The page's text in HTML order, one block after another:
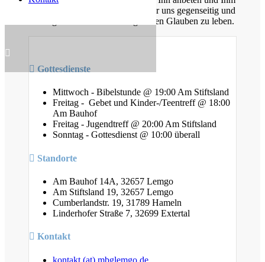
nachfolgen. Dabei unterstützen wir uns gegenseitig und
ermutigen uns auch im Alltag diesen Glauben zu leben.
Gottesdienste
Mittwoch - Bibelstunde @ 19:00 Am Stiftsland
Freitag - Gebet und Kinder-/Teentreff @ 18:00
Am Bauhof
Freitag - Jugendtreff @ 20:00 Am Stiftsland
Sonntag - Gottesdienst @ 10:00 überall
Standorte
Am Bauhof 14A, 32657 Lemgo
Am Stiftsland 19, 32657 Lemgo
Cumberlandstr. 19, 31789 Hameln
Linderhofer Straße 7, 32699 Extertal
Kontakt
kontakt (at) mbglemgo.de